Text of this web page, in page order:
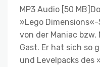
MP3 Audio [50
»Lego
von der Maniac bzw.
Gast. Er hat sich so
und Levelpacks des